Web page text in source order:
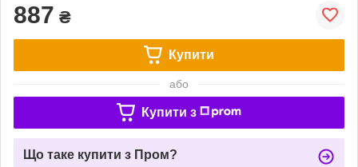
887 ₴
Купити
або
Купити з
Що таке купити з Пром?